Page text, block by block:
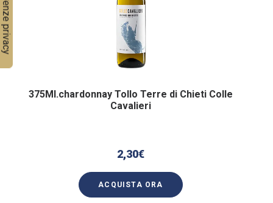
375Ml.chardonnay Tollo Terre di Chieti Colle
Cavalieri
2,30€
ACQUISTA ORA